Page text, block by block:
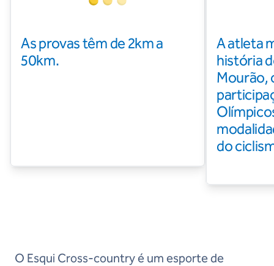
As provas têm de 2km a
50km.
A atleta
história
Mourão,
do
O Esqui Cross-country é um esporte de